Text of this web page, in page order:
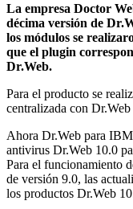
La empresa Doctor
décima versión de
los módulos se
que el plugin
Dr.Web.
Para el producto se
centralizada con
Ahora Dr.Web para
antivirus Dr.Web 10.0
Para el funcionamiento
de versión 9.0, las
los productos Dr.Web